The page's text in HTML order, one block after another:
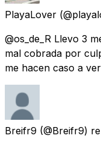
PlayaLover
@os_de_R Llevo 3
mal cobrada por
me hacen caso a
Breifr9 (@Breifr9)